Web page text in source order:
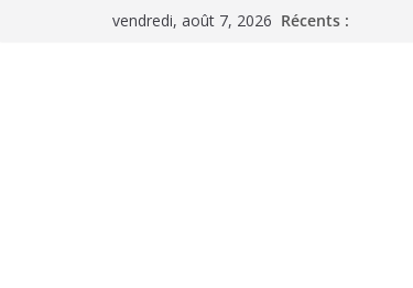
vendredi, août 7, 2026 Récents :